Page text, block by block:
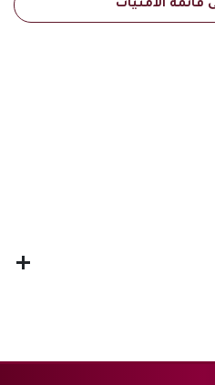
قائمة الأمنيات